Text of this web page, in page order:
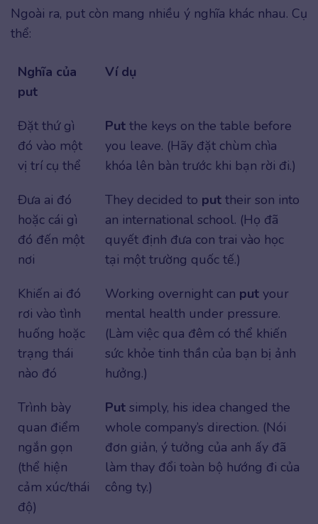
Ngoài ra, put còn mang nhiều ý nghĩa khác nhau. Cụ
thể:
Nghĩa của
put
Ví dụ
Đặt thứ gì
đó vào một
vị trí cụ thể
Put the keys on the table before
you leave. (Hãy đặt chùm chìa
khóa lên bàn trước khi bạn rời đi.)
Đưa ai đó
hoặc cái gì
đó đến một
nơi
They decided to put their son into
an international school. (Họ đã
quyết định đưa con trai vào học
tại một trường quốc tế.)
Khiến ai đó
rơi vào tình
huống hoặc
trạng thái
nào đó
Working overnight can put your
mental health under pressure.
(Làm việc qua đêm có thể khiến
sức khỏe tinh thần của bạn bị ảnh
hưởng.)
Trình bày
quan điểm
ngắn gọn
(thể hiện
cảm xúc/thái
độ)
Put simply, his idea changed the
whole company’s direction. (Nói
đơn giản, ý tưởng của anh ấy đã
làm thay đổi toàn bộ hướng đi của
công ty.)